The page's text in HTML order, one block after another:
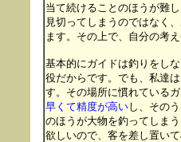
当て続けることのほうが難
見切ってしまうのではなく
ます。その上で、自分の考
基本的にガイドは釣りをし
役だからです。でも、私達は
す。その場所に慣れている
早くて精度が高いし、その
のほうが大物を釣ってしま
欲しいので、客を差し置い